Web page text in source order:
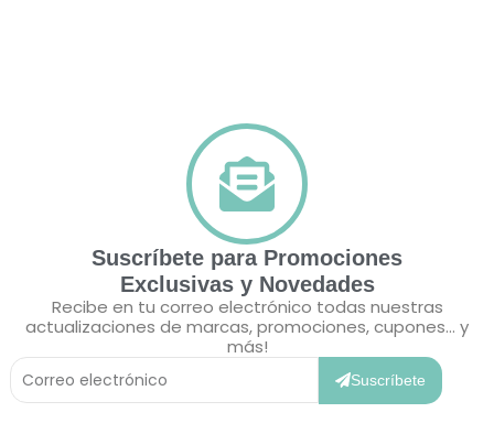
Suscríbete para Promociones
Exclusivas y Novedades
Recibe en tu correo electrónico todas nuestras
actualizaciones de marcas, promociones, cupones... y
más!
Correo
Electrónico
Suscríbete